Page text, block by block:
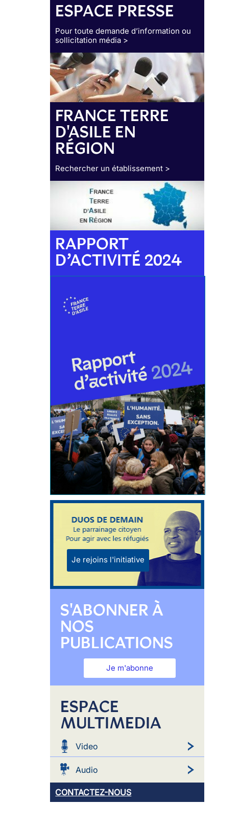
ESPACE PRESSE
Pour toute demande d’information ou
sollicitation média >
FRANCE TERRE
D'ASILE EN
RÉGION
Rechercher un établissement >
RAPPORT
D’ACTIVITÉ 2024
Je rejoins l'initiative
S'ABONNER À
NOS
PUBLICATIONS
Je m'abonne
ESPACE
MULTIMEDIA
Video
Audio
CONTACTEZ-NOUS